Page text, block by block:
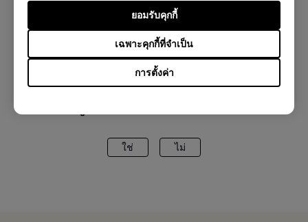
การตั้งค่า
เฉพาะคุกกี้ที่จำเป็น
ยอมรับคุกกี้
ใช่ ไม่